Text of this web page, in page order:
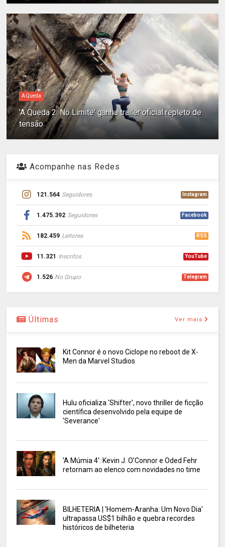
A Queda
'A Queda 2: No Limite' ganha trailer oficial repleto de
tensão
Acompanhe nas Redes
121.564 Seguidores Instagram
1.475.392 Seguidores Facebook
182.459 Leitores RSS
11.321 Inscritos YouTube
1.526 No Grupo Telegram
Últimas Ver mais
Kit Connor é o novo Ciclope no reboot de X-
Men da Marvel Studios
Hulu oficializa 'Shifter', novo thriller de ficção
científica desenvolvido pela equipe de
'Severance'
'A Múmia 4': Kevin J. O’Connor e Oded Fehr
retornam ao elenco com novidades no time
BILHETERIA | 'Homem-Aranha: Um Novo Dia'
ultrapassa US$1 bilhão e quebra recordes
históricos de bilheteria